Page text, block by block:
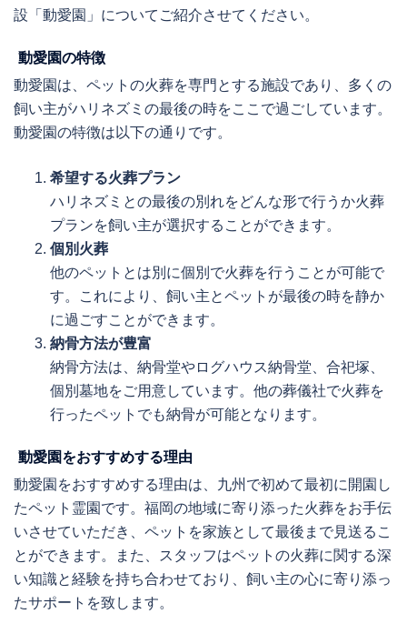
設「動愛園」についてご紹介させてください。
動愛園の特徴
動愛園は、ペットの火葬を専門とする施設であり、多くの
飼い主がハリネズミの最後の時をここで過ごしています。
動愛園の特徴は以下の通りです。
希望する火葬プラン
ハリネズミとの最後の別れをどんな形で行うか火葬
プランを飼い主が選択することができます。
個別火葬
他のペットとは別に個別で火葬を行うことが可能で
す。これにより、飼い主とペットが最後の時を静か
に過ごすことができます。
納骨方法が豊富
納骨方法は、納骨堂やログハウス納骨堂、合祀塚、
個別墓地をご用意しています。他の葬儀社で火葬を
行ったペットでも納骨が可能となります。
動愛園をおすすめする理由
動愛園をおすすめする理由は、九州で初めて最初に開園し
たペット霊園です。福岡の地域に寄り添った火葬をお手伝
いさせていただき、ペットを家族として最後まで見送るこ
とができます。また、スタッフはペットの火葬に関する深
い知識と経験を持ち合わせており、飼い主の心に寄り添っ
たサポートを致します。